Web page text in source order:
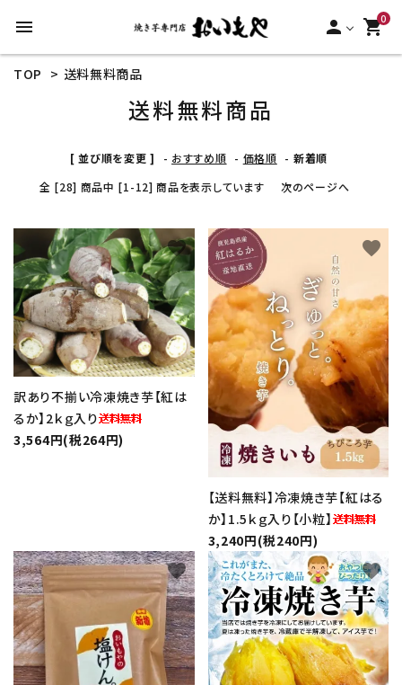
menu person 0
shopping_cart
ACCOUNT MENU
ようこそ ゲスト 様
カテゴリーから探す
冷凍焼き芋【安納芋】
冷凍焼き芋【紅はるか】
生さつまいも
芋かりんとう・芋けんぴ
プライバシーポリシー
特定商取引法について
TOP > 送料無料商品
送料無料商品
[ 並び順を変更 ] - おすすめ順 - 価格順 - 新着順
全 [28] 商品中 [1-12] 商品を表示しています
次のページへ
訳あり不揃い冷凍焼き芋【紅は
るか】2ｋｇ入り
3,564円(税264円)
favorite
【送料無料】冷凍焼き芋【紅はる
か】1.5ｋｇ入り【小粒】
3,240円(税240円)
favorite
favorite favorite